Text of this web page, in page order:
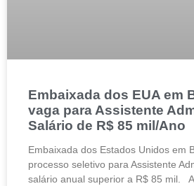
Embaixada dos EUA em
vaga para Assistente
Salário de R$ 85 mil/Ano
Embaixada dos Estados Unidos em
processo seletivo para Assistente
salário anual superior a R$ 85 mil.